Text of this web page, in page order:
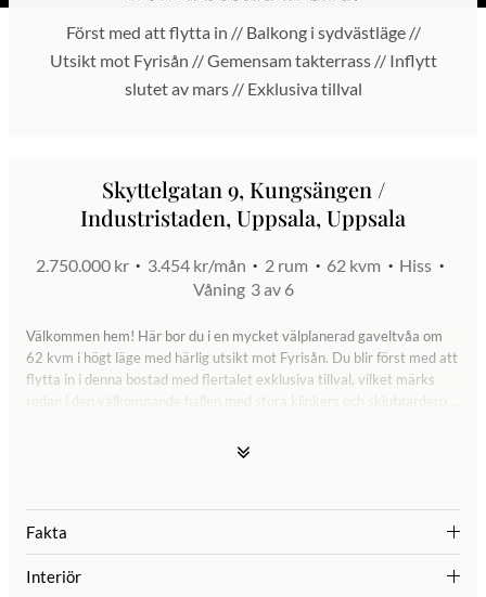
Först med att flytta in // Balkong i sydvästläge //
Utsikt mot Fyrisån // Gemensam takterrass // Inflytt
slutet av mars // Exklusiva tillval
Skyttelgatan 9, Kungsängen /
Industristaden, Uppsala, Uppsala
2.750.000 kr 3.454 kr/mån 2 rum 62 kvm
Hiss
Våning 3 av 6
Välkommen hem! Här bor du i en mycket välplanerad gaveltvåa om
62 kvm i högt läge med härlig utsikt mot Fyrisån. Du blir först med att
flytta in i denna bostad med flertalet exklusiva tillval, vilket märks
redan i den välkomnande hallen med stora klinkers och skjutgarderob
rymliga sovrummet där du får plats med en stor dubbelsäng och annat
som går att justera efter tycke och smak. Genomgående vitlaserad
parkett i alla rum förutom hall och badrum. Stor och öppen planlösning
mellan kök och vardagsrum vilket ger en härlig sällskapsyta för
umgänge, eftersom bostaden är belägen i gavelläge med fönster i två
Fakta
Interiör